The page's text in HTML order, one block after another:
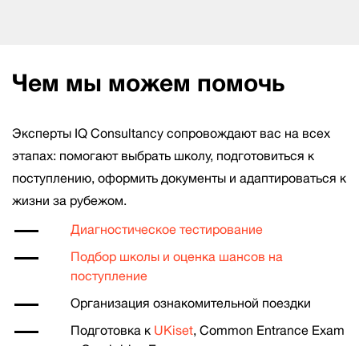
Чем мы можем помочь
Эксперты IQ Consultancy сопровождают вас на всех
этапах: помогают выбрать школу, подготовиться к
поступлению, оформить документы и адаптироваться к
жизни за рубежом.
Диагностическое тестирование
Подбор школы и оценка шансов на
поступление
Организация ознакомительной поездки
Подготовка к UKiset, Common Entrance Exam